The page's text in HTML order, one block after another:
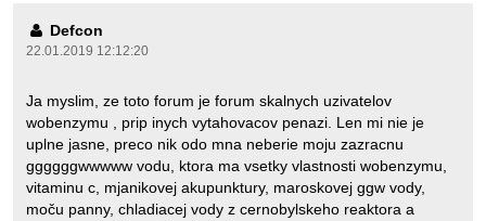
Defcon
22.01.2019 12:12:20
Ja myslim, ze toto forum je forum skalnych uzivatelov
wobenzymu , prip inych vytahovacov penazi. Len mi nie je
uplne jasne, preco nik odo mna neberie moju zazracnu
ggggggwwwww vodu, ktora ma vsetky vlastnosti wobenzymu,
vitaminu c, mjanikovej akupunktury, maroskovej ggw vody,
moču panny, chladiacej vody z cernobylskeho reaktora a